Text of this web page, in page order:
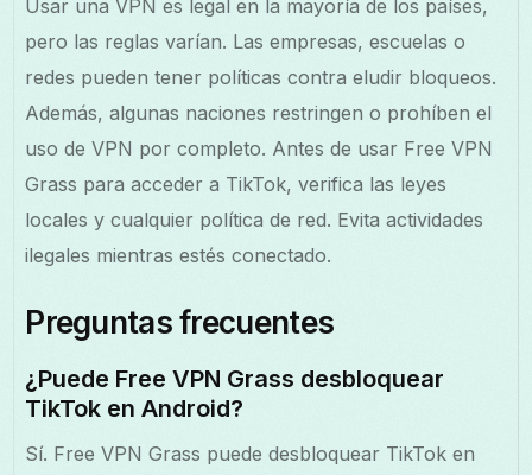
Usar una VPN es legal en la mayoría de los países,
pero las reglas varían. Las empresas, escuelas o
redes pueden tener políticas contra eludir bloqueos.
Además, algunas naciones restringen o prohíben el
uso de VPN por completo. Antes de usar Free VPN
Grass para acceder a TikTok, verifica las leyes
locales y cualquier política de red. Evita actividades
ilegales mientras estés conectado.
Preguntas frecuentes
¿Puede Free VPN Grass desbloquear
TikTok en Android?
Sí. Free VPN Grass puede desbloquear TikTok en